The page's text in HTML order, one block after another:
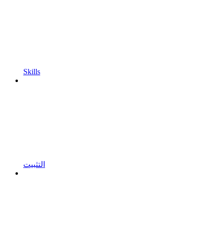
Skills
التثبيت